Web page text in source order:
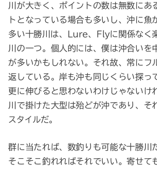
川が大きく、ポイントの数は無数にあ
トとなっている場合も多いし、沖に魚
多い十勝川は、Lure、Flyに関係なく
川の一つ。個人的には、僕は沖合いを
が多いかもしれない。それ故、常にフ
返している。岸も沖も同じくらい探っ
更に伸びると思わないわけじゃないけ
川で掛けた大型は殆どが沖であり、そ
スタイルだ。
群に当たれば、数釣りも可能な十勝川
そこそこ釣れればそれでいい。寄せて